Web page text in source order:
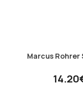
Marcus Rohrer